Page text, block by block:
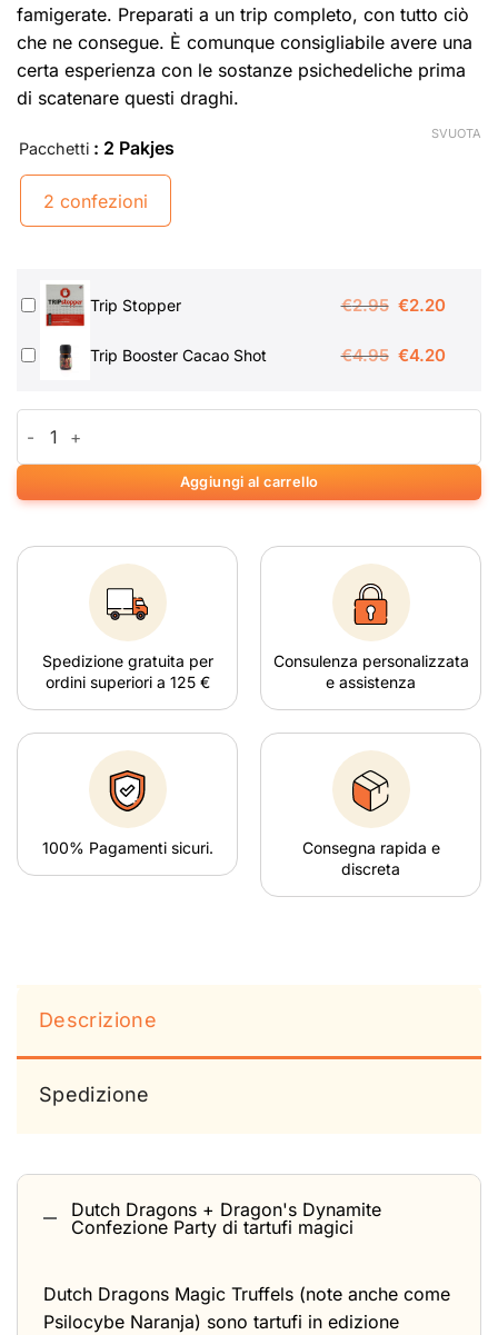
famigerate. Preparati a un trip completo, con tutto ciò
che ne consegue. È comunque consigliabile avere una
certa esperienza con le sostanze psichedeliche prima
di scatenare questi draghi.
Pacchetti : 2 Pakjes
2 confezioni
SVUOTA
Trip Stopper €2.95 Il
originale
€2.95.
€2.20
€2.20.
Trip Booster Cacao Shot €4.95 Il
originale
€4.95.
€4.20
attuale
€4.20.
Aggiungi al carrello
Spedizione gratuita per
ordini superiori a 125 €
Consulenza personalizzata
e assistenza
100% Pagamenti sicuri.
Consegna rapida e
discreta
Descrizione
Spedizione
Dutch Dragons + Dragon's Dynamite
Confezione Party di tartufi magici
Dutch Dragons Magic Truffels (note anche come
Psilocybe Naranja) sono tartufi in edizione